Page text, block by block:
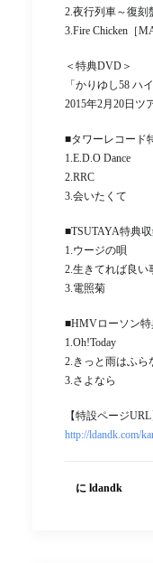
2.夜行列車～復刻
3.Fire Chicken［
＜特典DVD＞
「かりゆし58 ハ
2015年2月20日ツ
■タワーレコード
1.E.D.O Dance
2.RRC
3.会いたくて
■TSUTAYA特典
1.ウージの唄
2.生きてれば良い
3.電照菊
■HMVローソン特
1.Oh!Today
2.きっと雨はふら
3.さよなら
【特設ページURL
http://ldandk.com/
に ldandk